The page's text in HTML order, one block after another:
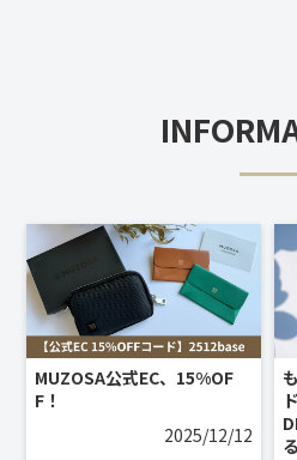
MUZOSA公式EC、15%OF
F！
2025/12/12